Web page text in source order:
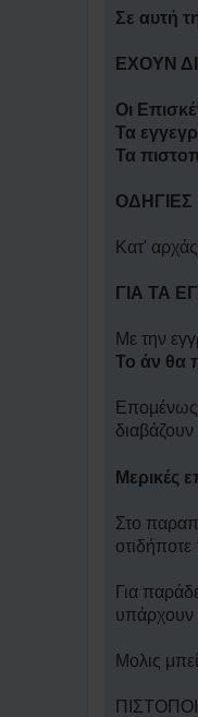
δ
ο
ε
σ
η
Σε αυτή
ΕΧΟΥΝ
Οι
Τα
Τα
ΟΔΗΓΙΕΣ
Κατ'
ΓΙΑ ΤΑ
Με την
Το άν θα
διαβάζουν
Μερικές
Στο
οτιδήποτε
Για
υπάρχουν
Μολις